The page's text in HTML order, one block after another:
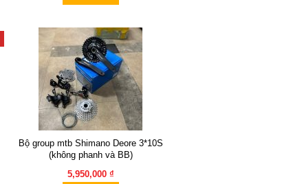
Bộ group mtb Shimano Deore 3*10S
(không phanh và BB)
5,950,000 ₫